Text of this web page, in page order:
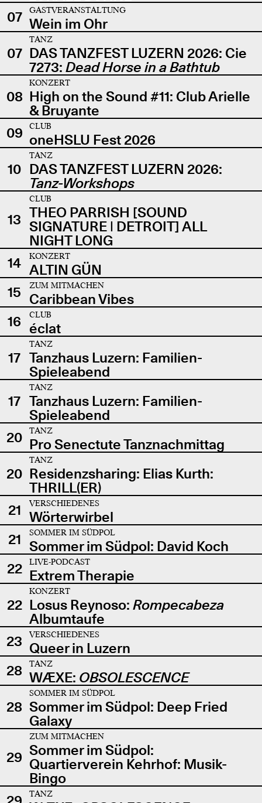
07
GASTVERANSTALTUNG
Wein im Ohr
07
TANZ
DAS TANZFEST LUZERN 2026: Cie
7273: Dead Horse in a Bathtub
08
KONZERT
High on the Sound #11: Club Arielle
& Bruyante
09
CLUB
oneHSLU Fest 2026
10
TANZ
DAS TANZFEST LUZERN 2026:
Tanz-Workshops
13
CLUB
THEO PARRISH [SOUND
SIGNATURE | DETROIT] ALL
NIGHT LONG
14
KONZERT
ALTIN GÜN
15
ZUM MITMACHEN
Caribbean Vibes
16
CLUB
éclat
17
TANZ
Tanzhaus Luzern: Familien-
Spieleabend
17
TANZ
Tanzhaus Luzern: Familien-
Spieleabend
20
TANZ
Pro Senectute Tanznachmittag
20
TANZ
Residenzsharing: Elias Kurth:
THRILL(ER)
21
VERSCHIEDENES
Wörterwirbel
21
SOMMER IM SÜDPOL
Sommer im Südpol: David Koch
22
LIVE-PODCAST
Extrem Therapie
22
KONZERT
Losus Reynoso: Rompecabeza
Albumtaufe
23
VERSCHIEDENES
Queer in Luzern
28
TANZ
WÆXE: OBSOLESCENCE
28
SOMMER IM SÜDPOL
Sommer im Südpol: Deep Fried
Galaxy
29
ZUM MITMACHEN
Sommer im Südpol:
Quartierverein Kehrhof: Musik-
Bingo
TANZ